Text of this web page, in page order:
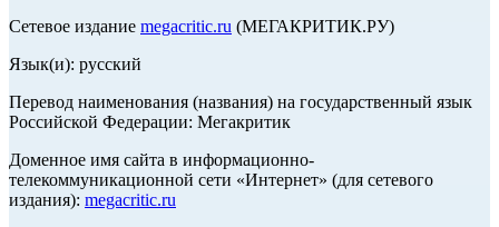
Сетевое издание megacritic.ru (МЕГАКРИТИК.РУ)
Язык(и): русский
Перевод наименования (названия) на государственный язык
Российской Федерации: Мегакритик
Доменное имя сайта в информационно-
телекоммуникационной сети «Интернет» (для сетевого
издания): megacritic.ru